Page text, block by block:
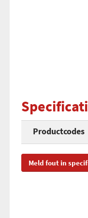
Productcodes
SKU
Meld fout in